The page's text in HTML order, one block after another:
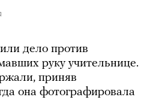
дело против
руку учительнице.
приняв
она фотографировала